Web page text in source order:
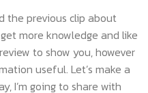
the previous clip about
more knowledge and like
to show you, however
useful. Let’s make a
I’m going to share with